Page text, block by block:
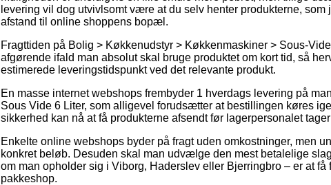
levering vil dog utvivlsomt være at du selv henter produkterne,
afstand til online shoppens bopæl.
Fragttiden på Bolig > Køkkenudstyr > Køkkenmaskiner > Sous-
afgørende ifald man absolut skal bruge produktet om kort tid, så
estimerede leveringstidspunkt ved det relevante produkt.
En masse internet webshops frembyder 1 hverdags levering på
Sous Vide 6 Liter, som alligevel forudsætter at bestillingen køres
sikkerhed kan nå at få produkterne afsendt før lagerpersonalet
Enkelte online webshops byder på fragt uden omkostninger, men
konkret beløb. Desuden skal man udvælge den mest betalelige
om man opholder sig i Viborg, Haderslev eller Bjerringbro – er at
pakkeshop.